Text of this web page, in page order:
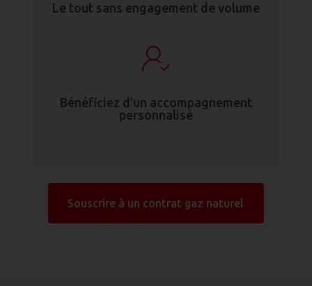
Le tout sans engagement de volume
Bénéficiez d’un accompagnement
personnalisé
Souscrire à un contrat gaz naturel